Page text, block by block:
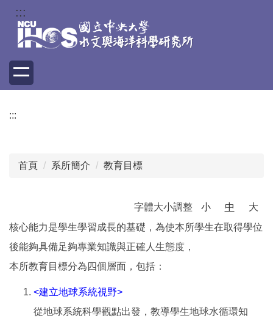
內
容
:::
:::
首頁 系所簡介 教育目標
字體大小調整 小 中
大
核心能力是學生學習成長的基礎，為使本所學生在取得學位
後能夠具備足夠專業知識與正確人生態度，
本所教育目標分為四個層面，包括：
<建立地球系統視野>
從地球系統科學觀點出發，教導學生地球水循環知